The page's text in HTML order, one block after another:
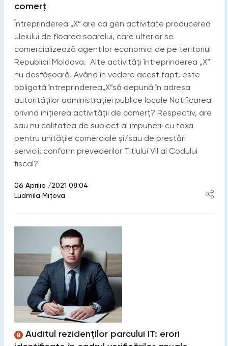
comerţ
Întreprinderea „X” are ca gen activitate producerea
uleiului de floarea soarelui, care ulterior se
comercializează agenților economici de pe teritoriul
Republicii Moldova. Alte activități întreprinderea „X”
nu desfășoară. Având în vedere acest fapt, este
obligată întreprinderea„X”să depună în adresa
autorităţilor administraţiei publice locale Notificarea
privind iniţierea activităţii de comerţ? Respectiv, are
sau nu calitatea de subiect al impunerii cu taxa
pentru unitățile comerciale și/sau de prestări
servicii, conform prevederilor Titlului VII al Codului
fiscal?
06 Aprilie /2021 08:04
Ludmila Mițova
Auditul rezidenților parcului IT: erori